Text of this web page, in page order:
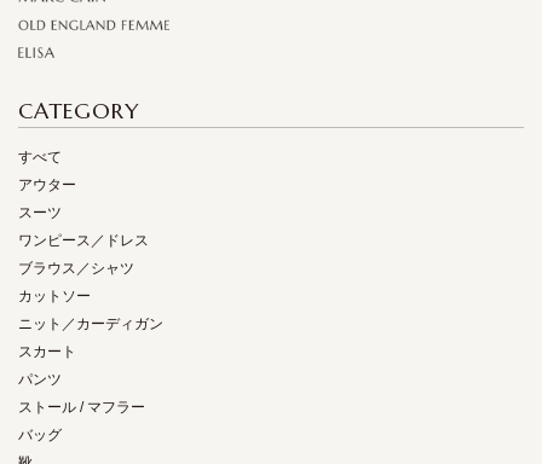
CATEGORY
すべて
アウター
スーツ
ワンピース／ドレス
ブラウス／シャツ
カットソー
ニット／カーディガン
スカート
パンツ
ストール / マフラー
バッグ